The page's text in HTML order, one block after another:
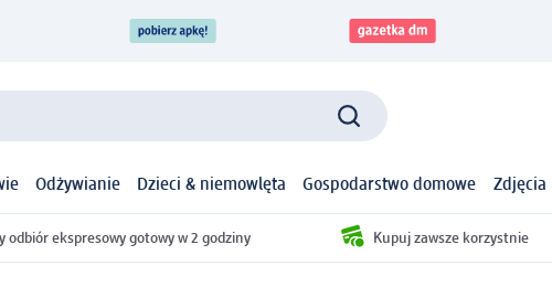
Odżywianie Dzieci & niemowlęta Gospodarstwo domowe Zdjęcia
odbiór ekspresowy gotowy w 2 godziny Kupuj zawsze korzystnie